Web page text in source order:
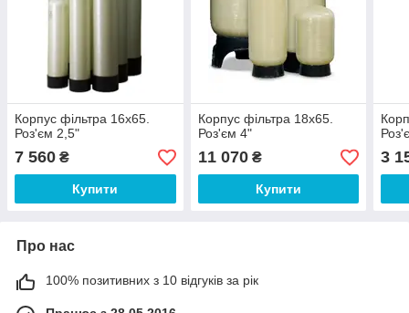
Корпус фільтра 16х65.
Роз'єм 2,5"
7 560 ₴
Купити
Корпус фільтра 18х65.
Роз'єм 4"
11 070₴
Купити
3
Про нас
100% позитивних з 10 відгуків за рік